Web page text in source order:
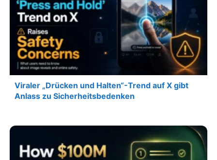
Viraler „Drücken und Halten“-Trend auf X gibt
Anlass zu Sicherheitsbedenken